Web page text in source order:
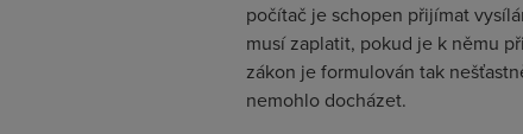
počítač je schopen přijímat
musí zaplatit, pokud je k němu
zákon je formulován tak
nemohlo docházet.